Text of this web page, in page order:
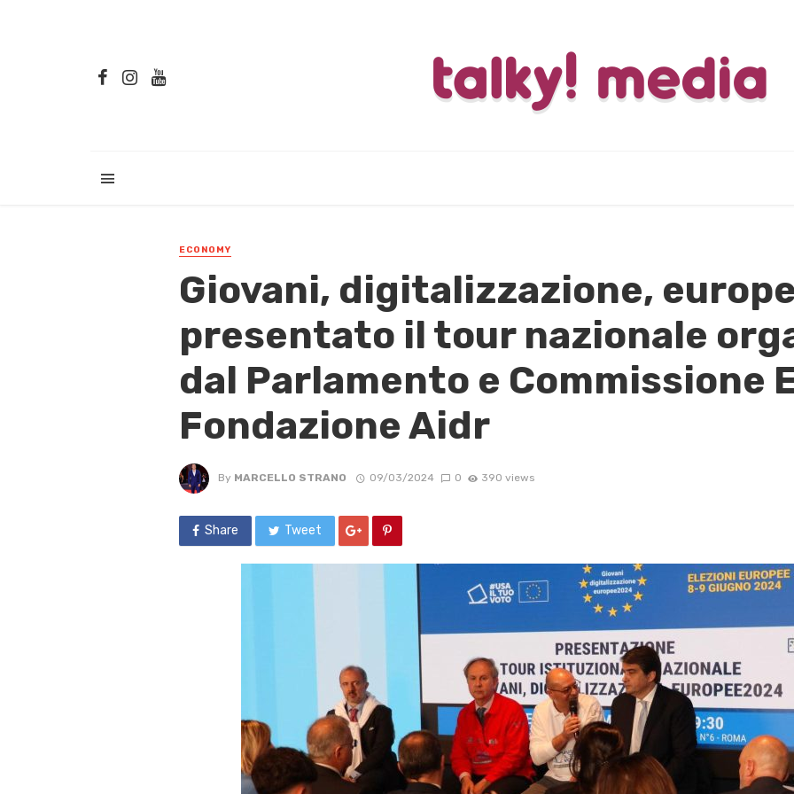
ECONOMY
Giovani, digitalizzazione,
presentato il tour nazionale
dal Parlamento e Commissione
Fondazione Aidr
By MARCELLO STRANO 09/03/2024 0 390 views
Share Tweet